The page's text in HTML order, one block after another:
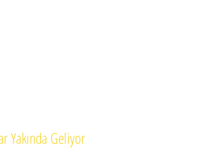
Yakında Geliyor